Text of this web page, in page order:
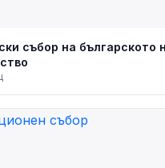
събор на българското